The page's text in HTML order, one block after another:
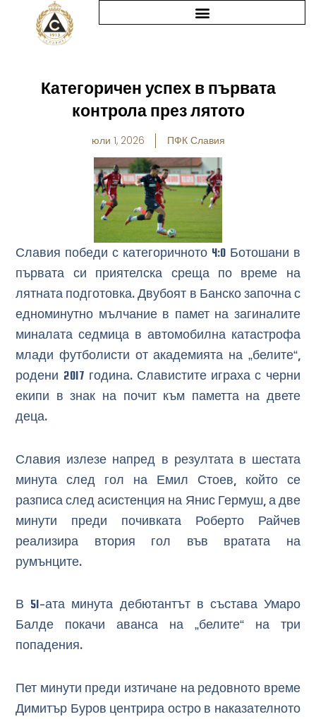
Категоричен успех в първата
контрола през лятото
юли 1, 2026 ПФК Славия
Славия победи с категоричното 4:0 Ботошани в
първата си приятелска среща по време на
лятната подготовка. Двубоят в Банско започна с
едноминутно мълчание в памет на загиналите
миналата седмица в автомобилна катастрофа
млади футболисти от академията на „белите“,
родени 2017 година. Славистите играха с черни
екипи в знак на почит към паметта на двете
деца.
Славия излезе напред в резултата в шестата
минута след гол на Емил Стоев, който се
разписа след асистенция на Янис Гермуш, а две
минути преди почивката Роберто Райчев
реализира втория гол във вратата на
румънците.
В 51-ата минута дебютантът в състава Умаро
Балде покачи аванса на „белите“ на три
попадения.
Пет минути преди изтичане на редовното време
Димитър Буров центрира остро в наказателното